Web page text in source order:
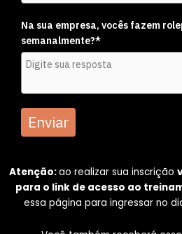
Na sua empresa, vocês fazem
semanalmente?*
Enviar
Atenção:ao realizar sua inscrição
para o link de acesso ao
essa página para ingressar no